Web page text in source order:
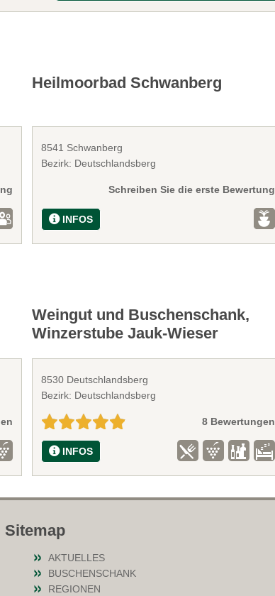
Heilmoorbad Schwanberg
8541 Schwanberg
Bezirk: Deutschlandsberg
Schreiben Sie die erste Bewertung
INFOS
Weingut und Buschenschank,
Winzerstube Jauk-Wieser
8530 Deutschlandsberg
Bezirk: Deutschlandsberg
8 Bewertungen
INFOS
Sitemap
AKTUELLES
BUSCHENSCHANK
REGIONEN